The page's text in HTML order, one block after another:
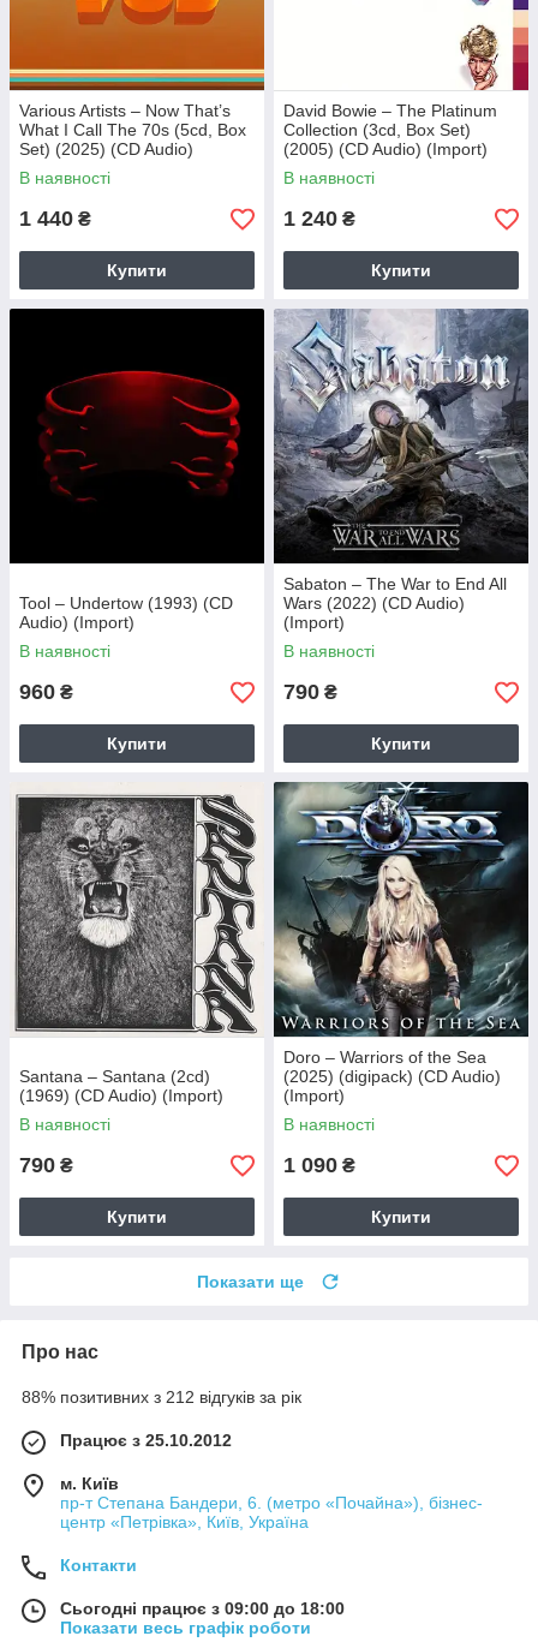
Various Artists – Now That’s
What I Call The 70s (5cd, Box
Set) (2025) (CD Audio)
(Import)
В наявності
1 440 ₴
Купити
David Bowie – The Platinum
Collection (3cd, Box Set)
(2005) (CD Audio) (Import)
В наявності
1 240 ₴
Купити
Tool – Undertow (1993) (CD
Audio) (Import)
В наявності
960 ₴
Купити
Sabaton – The War to End All
Wars (2022) (CD Audio)
(Import)
В наявності
790 ₴
Купити
Santana – Santana (2cd)
(1969) (CD Audio) (Import)
В наявності
790 ₴
Купити
Doro – Warriors of the Sea
(2025) (digipack) (CD Audio)
(Import)
В наявності
1 090 ₴
Купити
Показати ще
Про нас
88% позитивних з 212 відгуків за рік
Працює з 25.10.2012
м. Київ
пр-т Степана Бандери, 6. (метро «Почайна»), бізнес-
центр «Петрівка», Київ, Україна
Контакти
Сьогодні працює з 09:00 до 18:00
Показати весь графік роботи